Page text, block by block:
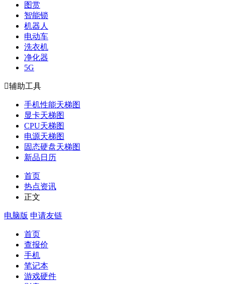
图赏
智能锁
机器人
电动车
洗衣机
净化器
5G
辅助工具
手机性能天梯图
显卡天梯图
CPU天梯图
电源天梯图
固态硬盘天梯图
新品日历
首页
热点资讯
正文
电脑版 申请友链
首页
查报价
手机
笔记本
游戏硬件